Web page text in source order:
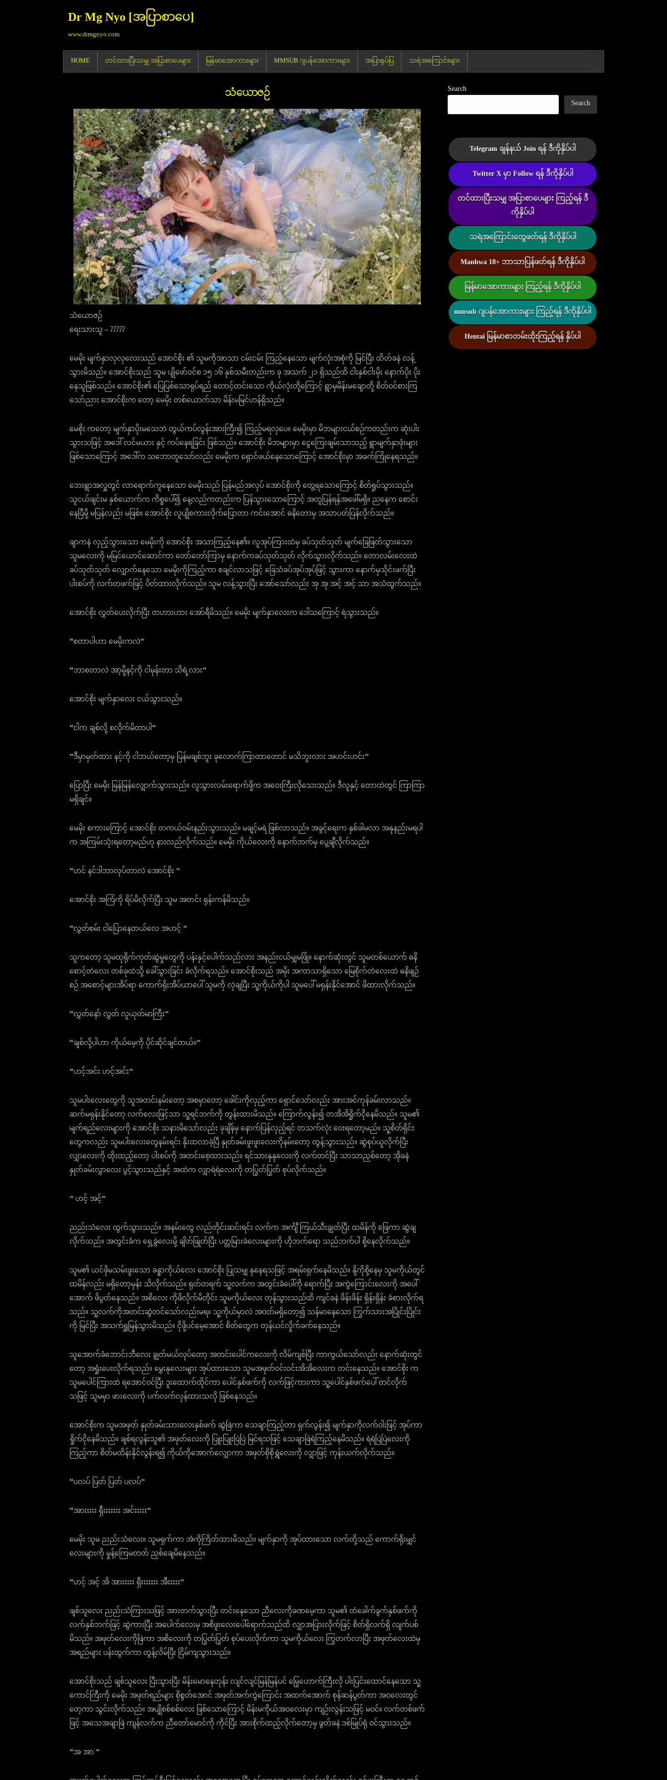
Dr Mg Nyo [အပြာစာပေ]
www.drmgnyo.com
HOME
တင်ထားပြီးသမျှ အပြာစာပေများ မြန်မာအောကားများ MMSUB ဂျပန်အောကားများ အပြာရုပ်ပြ သရဲအကြောင်းများ
သံယောဇဉ်
သံယောဇဉ်
ရေးသားသူ – ?????
မေမိုး မျက်နှာလှလှလေးသည် အောင်စိုး ၏ သူမကိုအာသာ ငမ်းငမ်း ကြည့်နေသော မျက်လုံးအစုံကို မြင်ပြီး ထိတ်ခနဲ လန့်
သွားမိသည်။ အောင်စိုးသည် သူမ ပျိုဖော်ဝင်စ ၁၅ ၁၆ နှစ်သမီးတည်းက ခု အသက် ၂၁ ရှိသည်ထိ ငါးနှစ်ငါးမိုး နောက်ပိုး ပိုး
နေသူဖြစ်သည်။ အောင်စိုး၏ ပြေပြစ်သောရုပ်ရည် တောင့်တင်းသော ကိုယ်လုံးတို့ကြောင့် ရွာမှမိန်းမချောတို့ စိတ်ဝင်စားကြ
သော်ညား အောင်စိုးက တော့ မေမိုး တစ်ယောက်သာ မိန်းမမြင်ဟန်ရှိသည်။
မေစိုး ကတော့ မျက်နှာပိုးမသေဘဲ တွယ်ကပ်လွန်းအားကြီး၍ ကြည့်မရလှပေ။ မေမိုးမှာ မိဘများငယ်စဉ်ကတည်းက ဆုံးပါး
သွားသဖြင့် အဒေါ် လင်မယား နှင့် ကပ်နေရခြင်း ဖြစ်သည်။ အောင်စိုး မိဘများမှာ ငွေကြေးချမ်းသာသည့် ရွာမျက်နှာဖုံးများ
ဖြစ်သောကြောင့် အဒေါ်က သဘောတူသော်လည်း မေမိုးက ရှောင်ဖယ်နေသောကြောင့် အောင်စိုးမှာ အခက်ကြုံနေရသည်။
ဘေးရွာအလှူတွင် လာရောက်ကူနေသော မေမိုးသည် ပြန်မည်အလုပ် အောင်စိုးကို တွေ့ရသောကြောင့် စိတ်ရှုပ်သွားသည်။
သူငယ်ချင်းမ နှစ်ယောက်က ကိစ္စပေါ်၍ နေ့လည်ကတည်းက ပြန်သွားသောကြောင့် အတူပြန်ရန်အဖေါ်မရှိ။ ညနေက စောင်း
နေပြီမို့ မပြန်လည်း မဖြစ်။ အောင်စိုး လူပျိုစကားလိုက်ပြောတာ ကင်းအောင် ဓနိတောမှ အသာပတ်ပြန်လိုက်သည်။
ချာကနဲ လှည့်သွားသော မေမိုးကို အောင်စိုး အသာကြည့်နေ၏။ လူအုပ်ကြားထဲမှ ခပ်သုတ်သုတ် မျက်ခြေဖြတ်သွားသော
သူမလေးကို မမြင်ယောင်ဆောင်ကာ တော်တော်ကြာမှ နောက်ကခပ်သုတ်သုတ် လိုက်သွားလိုက်သည်။ တောလမ်းလေးထဲ
ခပ်သုတ်သုတ် လျှောက်နေသော မေမိုးကိုကြည့်ကာ စချင်လာသဖြင့် ခြေသံခပ်အုပ်အုပ်ဖြင့် သွားကာ နောက်မှသိုင်းဖက်ပြီး
ပါးစပ်ကို လက်တဖက်ဖြင့် ပိတ်ထားလိုက်သည်။ သူမ လန့်သွားပြီး အော်သော်လည်း အု အု အင့် အင့် သာ အသံထွက်သည်။
အောင်စိုး လွှတ်ပေးလိုက်ပြီး တဟားဟား အော်ရီမိသည်။ မေမိုး မျက်နှာလေးက ဒေါသကြောင့် ရဲသွားသည်။
“စတာပါဟာ မေမိုးကလဲ”
“ဘာစတာလဲ အာ့မို့နင့်ကို ငါမုန်းတာ သိရဲ့လား”
အောင်စိုး မျက်နှာလေး ငယ်သွားသည်။
“ငါက ချစ်လို့ စလိုက်မိတာပါ”
“ဒီမှာမှတ်ထား နင့်ကို ငါဘယ်တော့မှ ပြန်မချစ်ဘူး ခုလောက်ကြာတာတောင် မသိဘူးလား အဟင်းဟင်း”
ပြောပြီး မေမိုး မြန်မြန်လျှောက်သွားသည်။ လူသွားလမ်းရောက်ဖို့က အဝေးကြီးလိုသေးသည်။ ဒီလူနှင့် တောထဲတွင် ကြာကြာ
မရှိချင်။
မေမိုး စကားကြောင့် အောင်စိုး တကယ်ဝမ်းနည်းသွားသည်။ မချင့်မရဲ ဖြစ်လာသည်။ အခွင့်ရေးက နှစ်ခါမလာ အနုနည်းမရပါ
က အကြမ်းသုံးရတော့မည်ဟု နားလည်လိုက်သည်။ မေမိုး ကိုယ်လေးကို နောက်ဘက်မှ ပွေ့ချီလိုက်သည်။
“ဟင် နင်ဒါဘာလုပ်တာလဲ အောင်စိုး ”
အောင်စိုး အကြံကို ရိပ်မိလိုက်ပြီး သူမ အတင်း ရုန်းကန်မိသည်။
“လွှတ်စမ်း ငါပြောနေတယ်လေ အဟင့် ”
သူကတော့ သူမထုရိုက်ကုတ်ဆွဲမှုတွေကို ပန်းနှင့်ပေါက်သည်လား အနည်းငယ်မျှမဖြုံ။ နောက်ဆုံးတွင် သူမတစ်ယောက် ဓနိ
စောင့်တဲလေး တစ်ခုထဲသို့ ခေါ်သွားခြင်း ခံလိုက်ရသည်။ အောင်စိုးသည် အမိုး အကာသာရှိသော မြေစိုက်တဲလေးထဲ ဓနိဖျဉ်
စဉ် အစောင့်များအိပ်ရာ ကောက်ရိုးအိပ်ယာပေါ် သူမကို လှဲချပြီး သူ့ကိုယ်ကိုပါ သူမပေါ် မရုန်းနိုင်အောင် ဖိထားလိုက်သည်။
“လွှတ်နော် လွှတ် လူယုတ်မာကြီး”
“ချစ်လို့ပါဟာ ကိုယ်မေ့ကို ပိုင်ဆိုင်ချင်တယ်။”
“ဟင့်အင်း ဟင့်အင်း”
သူမပါးလေးတွေကို သူအတင်းနမ်းတော့ အစမှာတော့ ခေါင်းကိုလှည့်ကာ ရှောင်သော်လည်း အားအင်ကုန်ခမ်းလာသည်။
ဆက်မရုန်းနိုင်တော့ လက်လေးဖြင့်သာ သူ့ရင်ဘက်ကို တွန်းထားမိသည်။ ကြောက်လွန်း၍ တအိအိရှိုက်ငိုနေမိသည်။ သူမ၏
မျက်ရည်လေးများကို အောင်စိုး သနားမိသော်လည်း ခုချိန်မှ နောက်ပြန်လှည့်ရင် တသက်လုံး ဝေးရတော့မည်။ သူ့စိတ်ရိုင်း
တွေကလည်း သူမပါးလေးတွေနမ်းရင်း နိုးထလာခဲ့ပြီ နှုတ်ခမ်းဖူးဖူးလေးကိုနမ်းတော့ တွန့်သွားသည်။ ဆွဲစုပ်ယူလိုက်ပြီး
လျှာလေးကို ထိုးထည့်တော့ ပါးစပ်ကို အတင်းစေ့ထားသည်။ ရင်သားနုနုလေးကို လက်တင်ပြီး သာသာညှစ်တော့ အိုခနဲ
နှုတ်ခမ်းလွှာလေး ပွင့်သွားသည်နှင့် အထဲက လျှာရဲရဲလေးကို တပြွတ်ပြွတ် စုပ်လိုက်သည်။
” ဟင့် အင့်”
ညည်းသံလေး ထွက်သွားသည်။ အနမ်းတွေ လည်တိုင်းဆင်းရင်း လက်က အင်္ကျီ ကြယ်သီးချွတ်ပြီး ထမိန်ကို ဖြေကာ ဆွဲချ
လိုက်သည်။ အတွင်းခံက ရှေ့ခွဲလေးမို့ ချိတ်ဖြုတ်ပြီး ပတ္တမြားခဲလေးများကို ဟိုဘက်ရော သည်ဘက်ပါ စို့နေလိုက်သည်။
သူမ၏ ယင်ဖိုမသမ်းဖူးသော ခန္ဓာကိုယ်လေး အောင်စိုး ပြုသမျှ နုနေရသဖြင့် အရမ်းရှက်နေမိသည်။ နို့ကိုစို့နေမှ သူမကိုယ်တွင်
ထမိန်လည်း မရှိတော့မှန်း သိလိုက်သည်။ ရုတ်တရက် သူ့လက်က အတွင်းခံပေါ်ကို ရောက်ပြီး အကွဲကြောင်းလေးကို အပေါ်
အောက် ဖိပွတ်နေသည်။ အစိလေး ကိုဖိလိုက်မိတိုင်း သူမကိုယ်လေး တုန်သွားသည်ထိ ကျင်ခနဲ ဖိန်းဖိန်း ရှိန်းရှိန်း ခံစားလိုက်ရ
သည်။ သူ့လက်ကိုအတင်းဆွဲတင်သော်လည်းမရ။ သူ့ကိုယ်မှာလဲ အဝတ်မရှိတော့၍ သန်မာနေသော ကြွက်သားအပြိုင်းပြိုင်း
ကို မြင်ပြီး အသက်ရှူမြန်သွားမိသည်။ ငိုဖို့ပင်မေ့အောင် စိတ်တွေက တုန်ယင်လှိုက်ခက်နေသည်။
သူအောက်ခံဘောင်းဘီလေး ချွတ်မယ်လုပ်တော့ အတင်းပေါင်ကလေးကို လိမ်ကျစ်ပြီး ကာကွယ်သော်လည်း နောက်ဆုံးတွင်
တော့ အရှုံးပေးလိုက်ရသည်။ မွှေးနုလေးများ အုပ်ထားသော သူမအဖုတ်ဝင်းဝင်းအိအိလေးက တင်းနေသည်။ အောင်စိုး က
သူမပေါင်ကြားထဲ ရအောင်ဝင်ပြီး ဒူးထောက်ထိုင်ကာ ပေါင်နှစ်ဖက်ကို လက်ဖြင့်ကားကာ သူ့ပေါင်နှစ်ဖက်ပေါ် တင်လိုက်
သဖြင့် သူမမှာ ဖားလေးကို ပက်လက်လှန်ထားသလို ဖြစ်နေသည်။
အောင်စိုးက သူမအဖုတ် နှုတ်ခမ်းသားလေးနှစ်ဖက် ဆွဲဖြဲကာ သေချာကြည့်တာ ရှက်လွန်း၍ မျက်နှာကိုလက်ဝါးဖြင့် အုပ်ကာ
ရှိုက်ငိုနေမိသည်။ ချစ်ရလွန်းသူ၏ အဖုတ်လေးကို ပြူးပြူးပြဲပြဲ မြင်ရသဖြင့် သေချာဖြဲရဲကြည့်နေမိသည်။ ရဲရဲပြဲပြဲလေးကို
ကြည့်ကာ စိတ်မထိန်းနိုင်လွန်းရ၍ ကိုယ်ကိုအောက်လျှောကာ အဖုတ်စိုစိုရွှဲလေးကို လျှာဖြင့် ကုန်းယက်လိုက်သည်။
“ပလပ် ပြတ် ပြတ် ပလပ်”
“အားးးးး ရှီးးးးးးး အင်းးးးး”
မေမိုး သူမ ညည်းသံလေး။ သူမရှက်ကာ အံကိုကြိတ်ထားမိသည်။ မျက်နှာကို အုပ်ထားသော လက်တို့သည် ကောက်ရိုးမျှင်
လေးများကို မှုန့်ကြေမတတ် ညှစ်ချေမိနေသည်။
“ဟင့် အင့် အိ အားးးးး ရှီးးးးးးး အီးးးးး”
ချစ်သူလေး ညည်းသံကြားသဖြင့် အားတက်သွားပြီး တင်းနေသော ညီလေးကိုခဏမေ့ကာ သူမ၏ တံခေါက်ခွက်နှစ်ဖက်ကို
လက်နှစ်ဘက်ဖြင့် ဆွဲကားပြီး အပေါက်လေးမှ အစိဖူးလေးပေါ်ရောက်သည်ထိ လျှာအပြားလိုက်ဖြင့် စိတ်ရှိလက်ရှိ လျက်ပစ်
မိသည်။ အဖုတ်လေးကိုဖြဲကာ အစိလေးကို တပြွတ်ပြွတ် စုပ်ပေးလိုက်ကာ သူမကိုယ်လေး ကြွတက်လာပြီး အဖုတ်လေးထဲမှ
အရည်များ ပန်းထွက်ကာ တွန့်လိမ်ပြီး ငြိမ်ကျသွားသည်။
အောင်စိုးသည် ချစ်သူလေး ပြီးသွားပြီး မိန်းမောနေတုန်း လျင်လျင်မြန်မြန်ပင် မြွေဟောက်ကြီးလို ပါးပြင်းထောင်နေသော သူ့
ကောင်ကြီးကို မေမိုး အဖုတ်ရည်များ စိုစွတ်အောင် အဖုတ်အက်ကွဲကြောင်း အထက်အောက် စုန်ဆန်ပွတ်ကာ အဝလေးတွင်
တေ့ကာ သွင်းလိုက်သည်။ အပျိုစစ်စစ်လေး ဖြစ်သောကြောင့် မိန်းမကိုယ်အဝလေးမှာ ကျဉ်းလွန်းသဖြင့် မဝင်။ လက်တစ်ဖက်
ဖြင့် အသေအချာဖြဲ ကျန်လက်က ညီတော်မောင်ကို ကိုင်ပြီး အားစိုက်ထည့်လိုက်တော့မှ ဖွတ်ခနဲ ဒစ်မြုပ်ရုံ ဝင်သွားသည်။
“အ အာ ”
Search
Search
Telegram ချန်နယ် Join ရန် ဒီကိုနှိပ်ပါ
Twitter X မှာ Follow ရန် ဒီကိုနှိပ်ပါ
တင်ထားပြီးသမျှ အပြာစာပေများ ကြည့်ရန် ဒီ
ကိုနှိပ်ပါ
သရဲအကြောင်းတွေဖတ်ရန် ဒီကိုနှိပ်ပါ
Manhwa 18+ ဘာသာပြန်ဖတ်ရန် ဒီကိုနှိပ်ပါ
မြန်မာအောကားများ ကြည့်ရန် ဒီကိုနှိပ်ပါ
mmsub ဂျပန်အောကားများ ကြည့်ရန် ဒီကိုနှိပ်ပါ
Hentai မြန်မာစာတမ်းထိုးကြည့်ရန် နှိပ်ပါ